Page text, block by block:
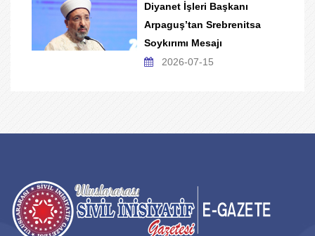
Diyanet İşleri Başkanı
Arpaguş’tan Srebrenitsa
Soykırımı Mesajı
2026-07-15